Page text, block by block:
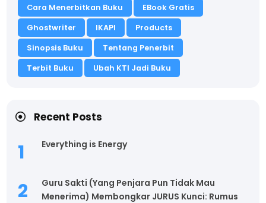
Cara Menerbitkan Buku
EBook Gratis
Ghostwriter
IKAPI
Products
Sinopsis Buku
Tentang Penerbit
Terbit Buku
Ubah KTI Jadi Buku
Recent Posts
Everything is Energy
Guru Sakti (Yang Penjara Pun Tidak Mau
Menerima) Membongkar JURUS Kunci: Rumus